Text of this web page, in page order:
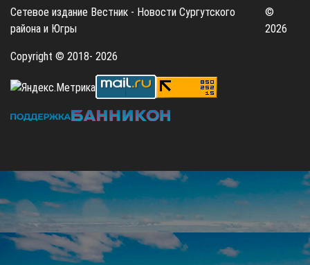
Сетевое издание Вестник - Новости Сургутского
района и Югры
©
2026
Copyright © 2018- 2026